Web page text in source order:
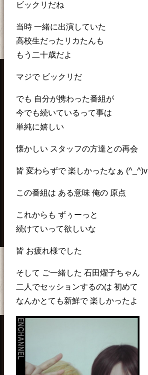
ビックリだね
当時 一緒に出演していた
高校生だったリカたんも
もう二十歳だよ
マジで ビックリだ
でも 自分が携わった番組が
今でも続いているって事は
単純に嬉しい
懐かしい スタッフの方達との再会
皆 変わらずで 楽しかったなぁ (^_^)v
この番組は ある意味 俺の 原点
これからも ずぅーっと
続けていって欲しいな
皆 お疲れ様でした
そして ご一緒した 石田燿子ちゃん
二人でセッションするのは 初めて
なんかとても新鮮で 楽しかったよ